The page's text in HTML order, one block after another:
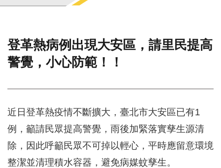
市
門
牌
整
檢
系
文
化
局
登革熱病例出現大安區，請里民提高
警覺，小心防範！！
近日登革熱疫情不斷擴大，臺北市大安區已有1
例，籲請民眾提高警覺，雨後加緊落實孳生源清
除，因此呼籲民眾不可掉以輕心，平時應留意環境
整潔並清理積水容器，避免病媒蚊孳生。